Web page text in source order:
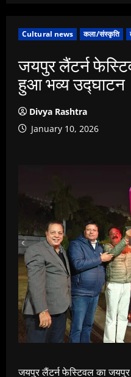
Cultural news कला/संस्कृति
जयपुर लैंटर्न
हुआ भव्य उद्घाटन
Divya Rashtra
January 10, 2026
जयपुर लैंटर्न फेस्टिवल का